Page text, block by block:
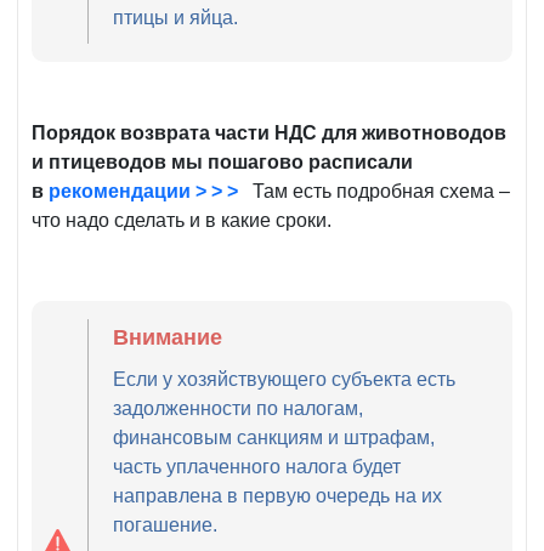
птицы и яйца.
Порядок возврата части НДС для животноводов
и птицеводов мы пошагово расписали
в рекомендации > > >
Там есть подробная схема –
что надо сделать и в какие сроки.
Внимание
Если у хозяйствующего субъекта есть
задолженности по налогам,
финансовым санкциям и штрафам,
часть уплаченного налога будет
направлена ​​в первую очередь на их
погашение.